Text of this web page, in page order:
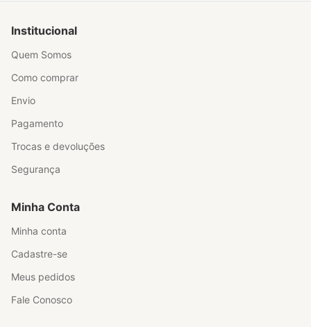
Institucional
Quem Somos
Como comprar
Envio
Pagamento
Trocas e devoluções
Segurança
Minha Conta
Minha conta
Cadastre-se
Meus pedidos
Fale Conosco